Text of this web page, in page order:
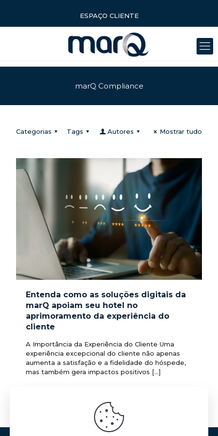
ESPAÇO CLIENTE
marQ Compliance
Categorias Tags Autores Mostrar tudo
Entenda como as soluções digitais da
marQ apoiam seu hotel no
aprimoramento da experiência do
cliente
A Importância da Experiência do Cliente Uma
experiência excepcional do cliente não apenas
aumenta a satisfação e a fidelidade do hóspede,
mas também gera impactos positivos […]